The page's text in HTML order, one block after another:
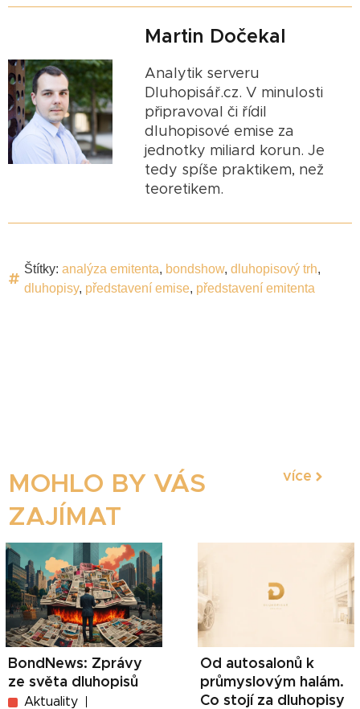
Martin Dočekal
Analytik serveru
Dluhopisář.cz. V minulosti
připravoval či řídil
dluhopisové emise za
jednotky miliard korun. Je
tedy spíše praktikem, než
teoretikem.
Štítky: analýza emitenta, bondshow, dluhopisový trh,
dluhopisy, představení emise, představení emitenta
MOHLO BY VÁS
ZAJÍMAT
více
BondNews: Zprávy
ze světa dluhopisů
Aktuality
Od autosalonů k
průmyslovým halám.
Co stojí za dluhopisy